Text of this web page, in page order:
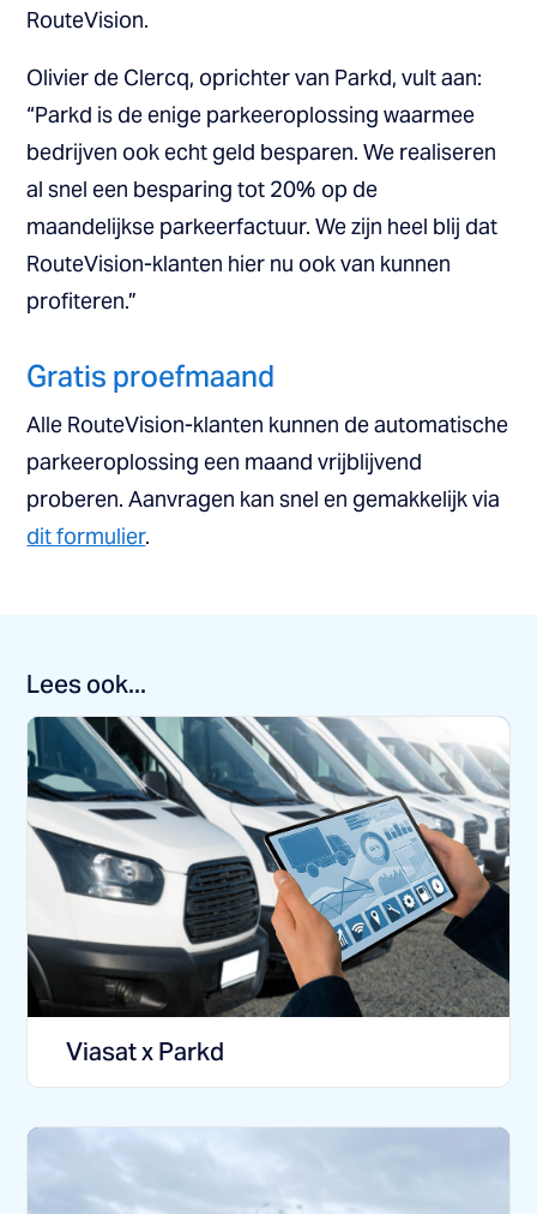
RouteVision.
Olivier de Clercq, oprichter van Parkd, vult aan:
“Parkd is de enige parkeeroplossing waarmee
bedrijven ook echt geld besparen. We realiseren
al snel een besparing tot 20% op de
maandelijkse parkeerfactuur. We zijn heel blij dat
RouteVision-klanten hier nu ook van kunnen
profiteren.”
Gratis proefmaand
Alle RouteVision-klanten kunnen de automatische
parkeeroplossing een maand vrijblijvend
proberen. Aanvragen kan snel en gemakkelijk via
dit formulier.
Lees ook...
Viasat x Parkd